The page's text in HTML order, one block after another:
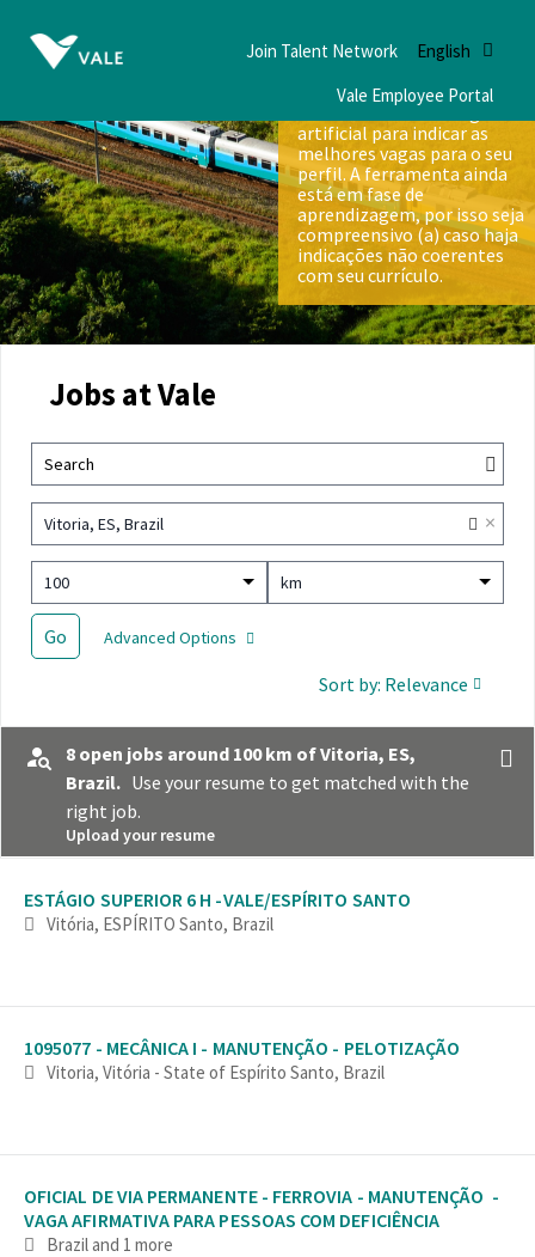
English
Join Talent Network
Vale Employee Portal
Nós utilizamos inteligência
artificial para indicar as
melhores vagas para o seu
perfil. A ferramenta ainda
está em fase de
aprendizagem, por isso seja
compreensivo (a) caso haja
indicações não coerentes
com seu currículo.
Jobs at Vale
Search
Vitoria, ES, Brazil ×
100 km
Go Advanced Options
Sort by: Relevance
8 open jobs around 100 km of Vitoria, ES,
Brazil. Use your resume to get matched with the
right job.
Upload your resume
ESTÁGIO SUPERIOR 6 H -VALE/ESPÍRITO SANTO
Vitória, ESPÍRITO Santo, Brazil
1095077 - MECÂNICA I - MANUTENÇÃO - PELOTIZAÇÃO
Vitoria, Vitória - State of Espírito Santo, Brazil
OFICIAL DE VIA PERMANENTE - FERROVIA - MANUTENÇÃO -
VAGA AFIRMATIVA PARA PESSOAS COM DEFICIÊNCIA
Braziland 1 more